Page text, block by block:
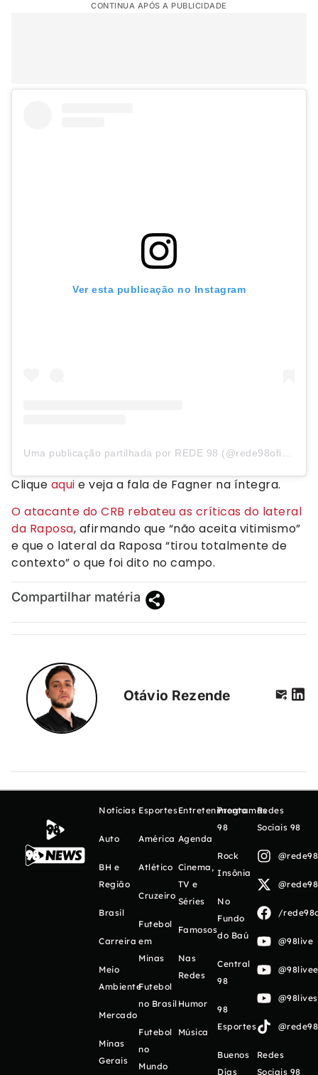
CONTINUA APÓS A PUBLICIDADE
Ver esta publicação no Instagram
Clique aqui e veja a fala de Fagner na íntegra.
O atacante do CRB rebateu as críticas do lateral
da Raposa, afirmando que “não aceita vitimismo”
e que o lateral da Raposa “tirou totalmente de
contexto” o que foi dito no campo.
Compartilhar matéria
Otávio Rezende
Notícias
Auto
BH e
Região
Brasil
Carreira
Meio
Ambiente
Mercado
Minas
Gerais
Esportes
América
Atlético
Cruzeiro
Futebol
em
Minas
Futebol
no Brasil
Futebol
no
Mundo
Entretenimento
Agenda
Cinema,
TV e
Séries
Famosos
Nas
Redes
Humor
Música
Programas
98
Rock
Insônia
No
Fundo
do Baú
Central
98
98
Esportes
Buenos
Días
Redes
Sociais 98
/
@98live
Redes
Sociais 98